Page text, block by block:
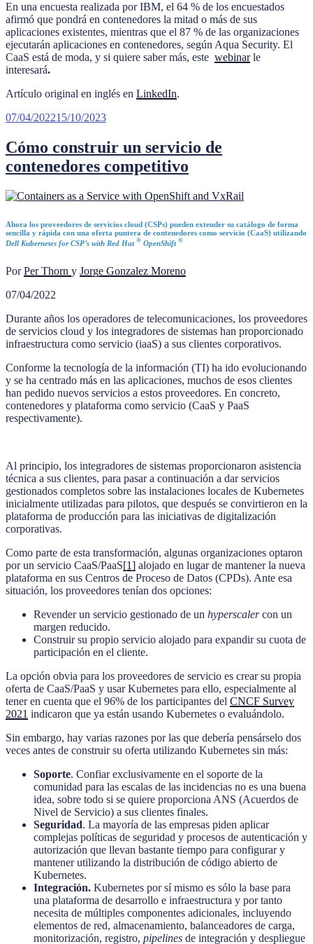
En una encuesta realizada por IBM, el 64 % de los encuestados
afirmó que pondrá en contenedores la mitad o más de sus
aplicaciones existentes, mientras que el 87 % de las organizaciones
ejecutarán aplicaciones en contenedores, según Aqua Security. El
CaaS está de moda, y si quiere saber más, este webinarle
interesará.
Artículo original en inglés en LinkedIn.
Publicado
07/04/202215/10/2023
Cómo construir un servicio de
contenedores competitivo
Ahora los proveedores de servicios cloud (CSPs) pueden extender su catálogo de forma
sencilla y rápida con una oferta puntera de contenedores como servicio (CaaS) utilizando
Dell Kubernetes for CSP’s with Red Hat ® OpenShift ®
PorPer Thorn y Jorge Gonzalez Moreno
07/04/2022
Durante años los operadores de telecomunicaciones, los proveedores
de servicios cloud y los integradores de sistemas han proporcionado
infraestructura como servicio (iaaS) a sus clientes corporativos.
Conforme la tecnología de la información (TI) ha ido evolucionando
y se ha centrado más en las aplicaciones, muchos de esos clientes
han pedido nuevos servicios a estos proveedores. En concreto,
contenedores y plataforma como servicio (CaaS y PaaS
respectivamente).
Al principio, los integradores de sistemas proporcionaron asistencia
técnica a sus clientes, para pasar a continuación a dar servicios
gestionados completos sobre las instalaciones locales de Kubernetes
inicialmente utilizadas para pilotos, que después se convirtieron en la
plataforma de producción para las iniciativas de digitalización
corporativas.
Como parte de esta transformación, algunas organizaciones optaron
por un servicio CaaS/PaaS[1] alojado en lugar de mantener la nueva
plataforma en sus Centros de Proceso de Datos (CPDs). Ante esa
situación, los proveedores tenían dos opciones:
Revender un servicio gestionado de un hyperscalercon un
margen reducido.
Construir su propio servicio alojado para expandir su cuota de
participación en el cliente.
La opción obvia para los proveedores de servicio es crear su propia
oferta de CaaS/PaaS y usar Kubernetes para ello, especialmente al
tener en cuenta que el 96% de los participantes del CNCF Survey
2021 indicaron que ya están usando Kubernetes o evaluándolo.
Sin embargo, hay varias razones por las que debería pensárselo dos
veces antes de construir su oferta utilizando Kubernetes sin más:
Soporte. Confiar exclusivamente en el soporte de la
comunidad para las escalas de las incidencias no es una buena
idea, sobre todo si se quiere proporciona ANS (Acuerdos de
Nivel de Servicio) a sus clientes finales.
Seguridad. La mayoría de las empresas piden aplicar
complejas políticas de seguridad y procesos de autenticación y
autorización que llevan bastante tiempo para configurar y
mantener utilizando la distribución de código abierto de
Kubernetes.
Integración. Kubernetes por sí mismo es sólo la base para
una plataforma de desarrollo e infraestructura y por tanto
necesita de múltiples componentes adicionales, incluyendo
elementos de red, almacenamiento, balanceadores de carga,
monitorización, registro, pipelines de integración y despliegue